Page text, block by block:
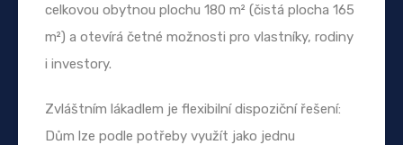
celkovou obytnou plochu 180 m² (čistá plocha 165
m²) a otevírá četné možnosti pro vlastníky, rodiny
i investory.
Zvláštním lákadlem je flexibilní dispoziční řešení:
Dům lze podle potřeby využít jako jednu